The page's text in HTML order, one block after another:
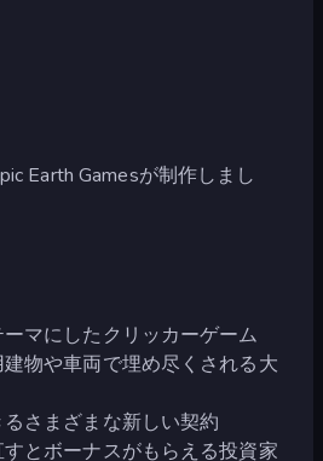
Earth Gamesが制作しまし
マにしたクリッカーゲーム
物や車両で埋め尽くされる大
さまざまな新しい契約
とボーナスがもらえる投資家